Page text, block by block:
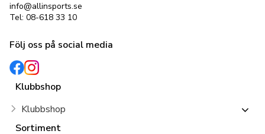
info@allinsports.se
Tel: 08-618 33 10
Följ oss på social media
Klubbshop
Klubbshop
Sortiment